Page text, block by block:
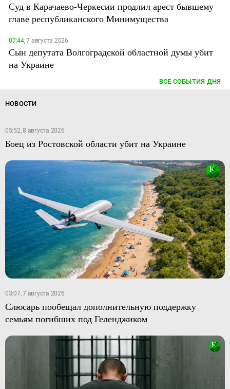
Суд в Карачаево-Черкесии продлил арест бывшему
главе республиканского Минимущества
07:44,7 августа 2026
Сын депутата Волгоградской областной думы убит
на Украине
ВСЕ СОБЫТИЯ ДНЯ
НОВОСТИ
05:52, 8 августа 2026
Боец из Ростовской области убит на Украине
03:07, 7 августа 2026
Слюсарь пообещал дополнительную поддержку
семьям погибших под Геленджиком